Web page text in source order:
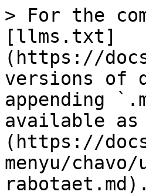
> For the
[llms.txt]
(https://
versions of
appending
available as
(https://
menyu/
rabotaet.md).